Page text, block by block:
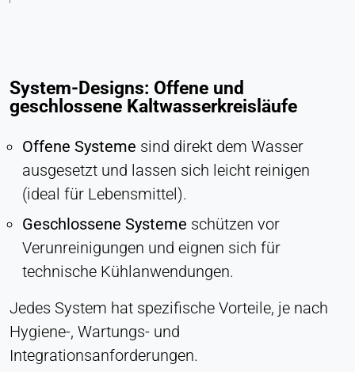
System-Designs: Offene und
geschlossene Kaltwasserkreisläufe
Offene Systeme sind direkt dem Wasser
ausgesetzt und lassen sich leicht reinigen
(ideal für Lebensmittel).
Geschlossene Systeme schützen vor
Verunreinigungen und eignen sich für
technische Kühlanwendungen.
Jedes System hat spezifische Vorteile, je nach
Hygiene-, Wartungs- und
Integrationsanforderungen.
Vimeo
vuid, player
Anbieter:
Vimeo, Inc.
Zweck:
Eingebetteter Videoinhalt
Cookie Laufzeit: